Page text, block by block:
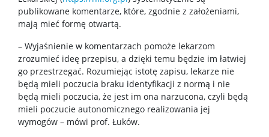
publikowane komentarze, które, zgodnie z założeniami,
mają mieć formę otwartą.
– Wyjaśnienie w komentarzach pomoże lekarzom
zrozumieć ideę przepisu, a dzięki temu będzie im łatwiej
go przestrzegać. Rozumiejąc istotę zapisu, lekarze nie
będą mieli poczucia braku identyfikacji z normą i nie
będą mieli poczucia, że jest im ona narzucona, czyli będą
mieli poczucie autonomicznego realizowania jej
wymogów – mówi prof. Łuków.